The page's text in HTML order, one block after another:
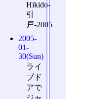
Hikido-
引
戸-2005
2005-
01-
30(Sun)
ライ
ブド
アで